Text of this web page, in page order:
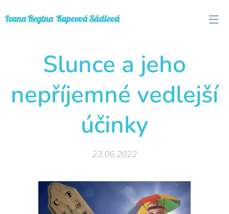
IvanaRegina Kupcová Sádlová
Slunce a jeho
nepříjemné vedlejší
účinky
23.06.2022